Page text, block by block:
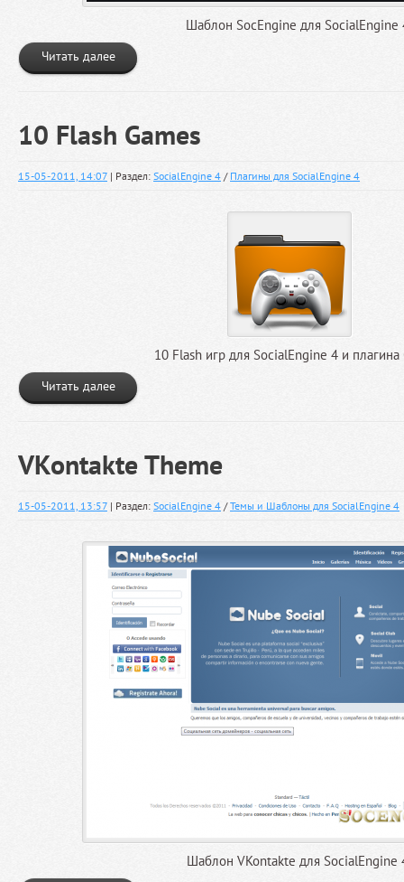
Шаблон SocEngine для SocialEngine
Читать далее
10 Flash Games
15-05-2011, 14:07 | Раздел: SocialEngine 4 / Плагины для SocialEngine 4
10 Flash игр для SocialEngine 4 и плагина
Читать далее
VKontakte Theme
15-05-2011, 13:57 | Раздел: SocialEngine 4 /Темы и Шаблоны для SocialEngine 4
Шаблон VKontakte для SocialEngine